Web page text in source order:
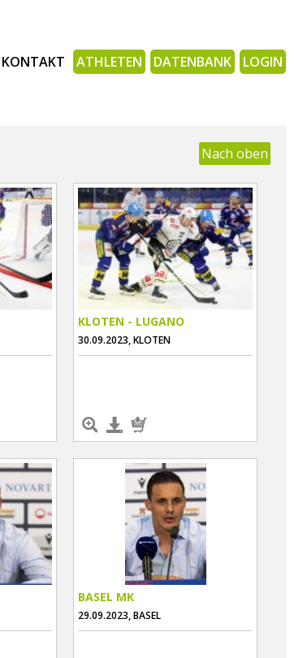
KONTAKT ATHLETEN DATENBANK LOGIN
Nach oben
KLOTEN - LUGANO
30.09.2023, KLOTEN
BASEL MK
29.09.2023, BASEL